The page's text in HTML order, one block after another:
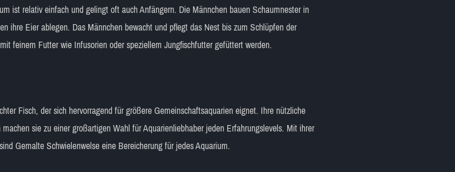
ist relativ einfach und gelingt oft auch Anfängern. Die Männchen bauen Schaumnester in
ihre Eier ablegen. Das Männchen bewacht und pflegt das Nest bis zum Schlüpfen der
feinem Futter wie Infusorien oder speziellem Jungfischfutter gefüttert werden.
Fisch, der sich hervorragend für größere Gemeinschaftsaquarien eignet. Ihre nützliche
sie zu einer großartigen Wahl für Aquarienliebhaber jeden Erfahrungslevels. Mit ihrer
Gemalte Schwielenwelse eine Bereicherung für jedes Aquarium.